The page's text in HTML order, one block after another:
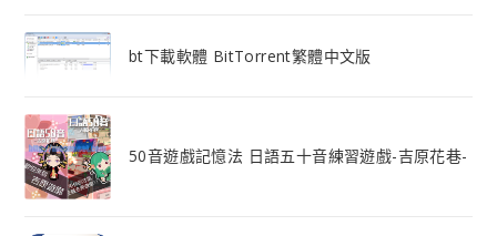
bt下載軟體 BitTorrent繁體中文版
50音遊戲記憶法 日語五十音練習遊戲-吉原花巷-